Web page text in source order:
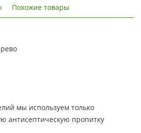
Похожие товары
мы используем только
антисептическую пропитку